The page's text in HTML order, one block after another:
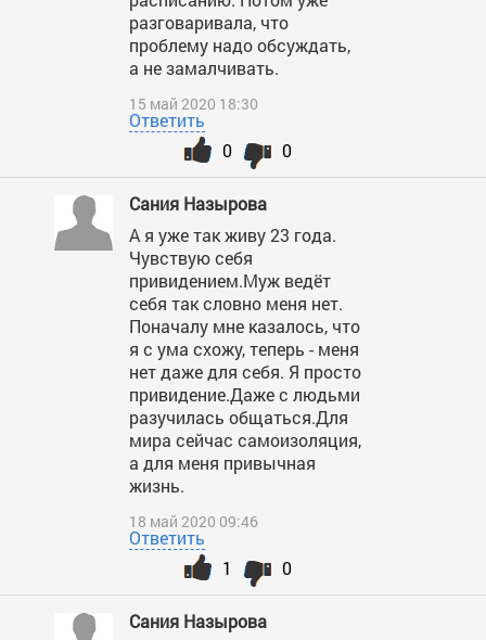
разговаривала, что
проблему надо обсуждать,
а не замалчивать.
15 май 2020 18:30
Ответить
0
0
Сания Назырова
А я уже так живу 23 года.
Чувствую себя
привидением.Муж ведёт
себя так словно меня нет.
Поначалу мне казалось, что
я с ума схожу, теперь - меня
нет даже для себя. Я просто
привидение.Даже с людьми
разучилась общаться.Для
мира сейчас самоизоляция,
а для меня привычная
жизнь.
18 май 2020 09:46
Ответить
0
1
Сания Назырова